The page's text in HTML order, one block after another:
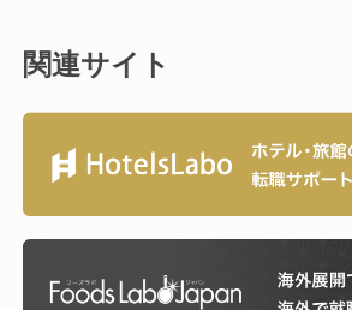
関連サイト